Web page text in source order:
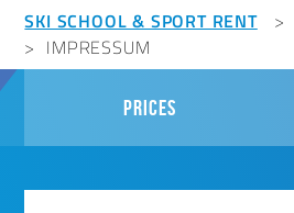
SKI SCHOOL & SPORT RENT
IMPRESSUM
PRICES